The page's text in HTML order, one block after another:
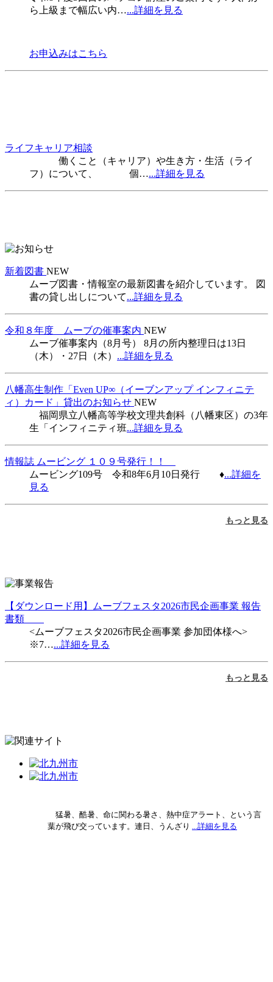
ら上級まで幅広い内…...詳細を見る
お申込みはこちら
ライフキャリア相談
働くこと（キャリア）や生き方・生活（ライ
フ）について、 個…...詳細を見る
新着図書 NEW
ムーブ図書・情報室の最新図書を紹介しています。 図
書の貸し出しについて...詳細を見る
令和８年度 ムーブの催事案内 NEW
ムーブ催事案内（8月号） 8月の所内整理日は13日
（木）・27日（木） ...詳細を見る
八幡高生制作「Even UP∞（イーブンアップ インフィニテ
ィ）カード」貸出のお知らせ NEW
福岡県立八幡高等学校文理共創科（八幡東区）の3年
生「インフィニティ班...詳細を見る
情報誌 ムービング １０９号発行！！
ムービング109号 令和8年6月10日発行 ♦...詳細を
見る
もっと見る
【ダウンロード用】ムーブフェスタ2026市民企画事業 報告
書類
<ムーブフェスタ2026市民企画事業 参加団体様へ>
※7…...詳細を見る
もっと見る
猛暑、酷暑、命に関わる暑さ、熱中症アラート、という言
葉が飛び交っています。連日、うんざり ...詳細を見る